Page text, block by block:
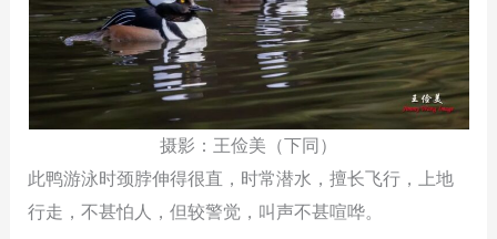
摄影：王俭美（下同）
此鸭游泳时颈脖伸得很直，时常潜水，擅长飞行，上地
行走，不甚怕人，但较警觉，叫声不甚喧哗。